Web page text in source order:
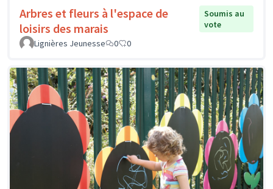
Arbres et fleurs à l'espace de
loisirs des marais
Soumis au
vote
Lignières Jeunesse
0 0